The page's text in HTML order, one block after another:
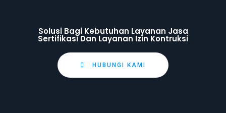
Solusi Bagi Kebutuhan Layanan Jasa
Sertifikasi Dan Layanan Izin Kontruksi
HUBUNGI KAMI